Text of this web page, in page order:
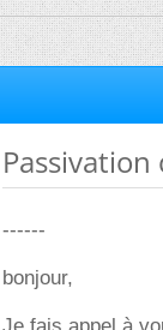
------
bonjour,